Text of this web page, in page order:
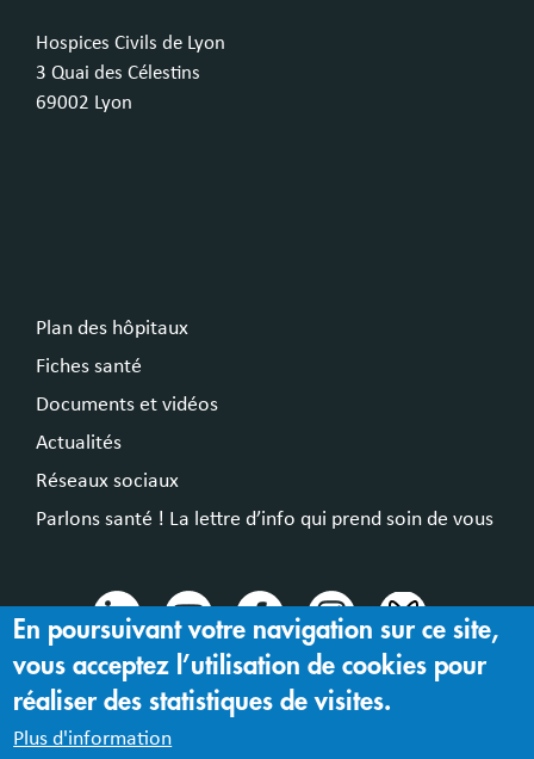
Hospices Civils de Lyon
3 Quai des Célestins
69002 Lyon
Plan des hôpitaux
Fiches santé
Documents et vidéos
Actualités
Réseaux sociaux
Parlons santé ! La lettre d’info qui prend soin de vous
Mentions légales |
Accessibilité : partiellement conforme
En poursuivant votre navigation sur ce site,
vous acceptez l’utilisation de cookies pour
réaliser des statistiques de visites.
Plus d'information